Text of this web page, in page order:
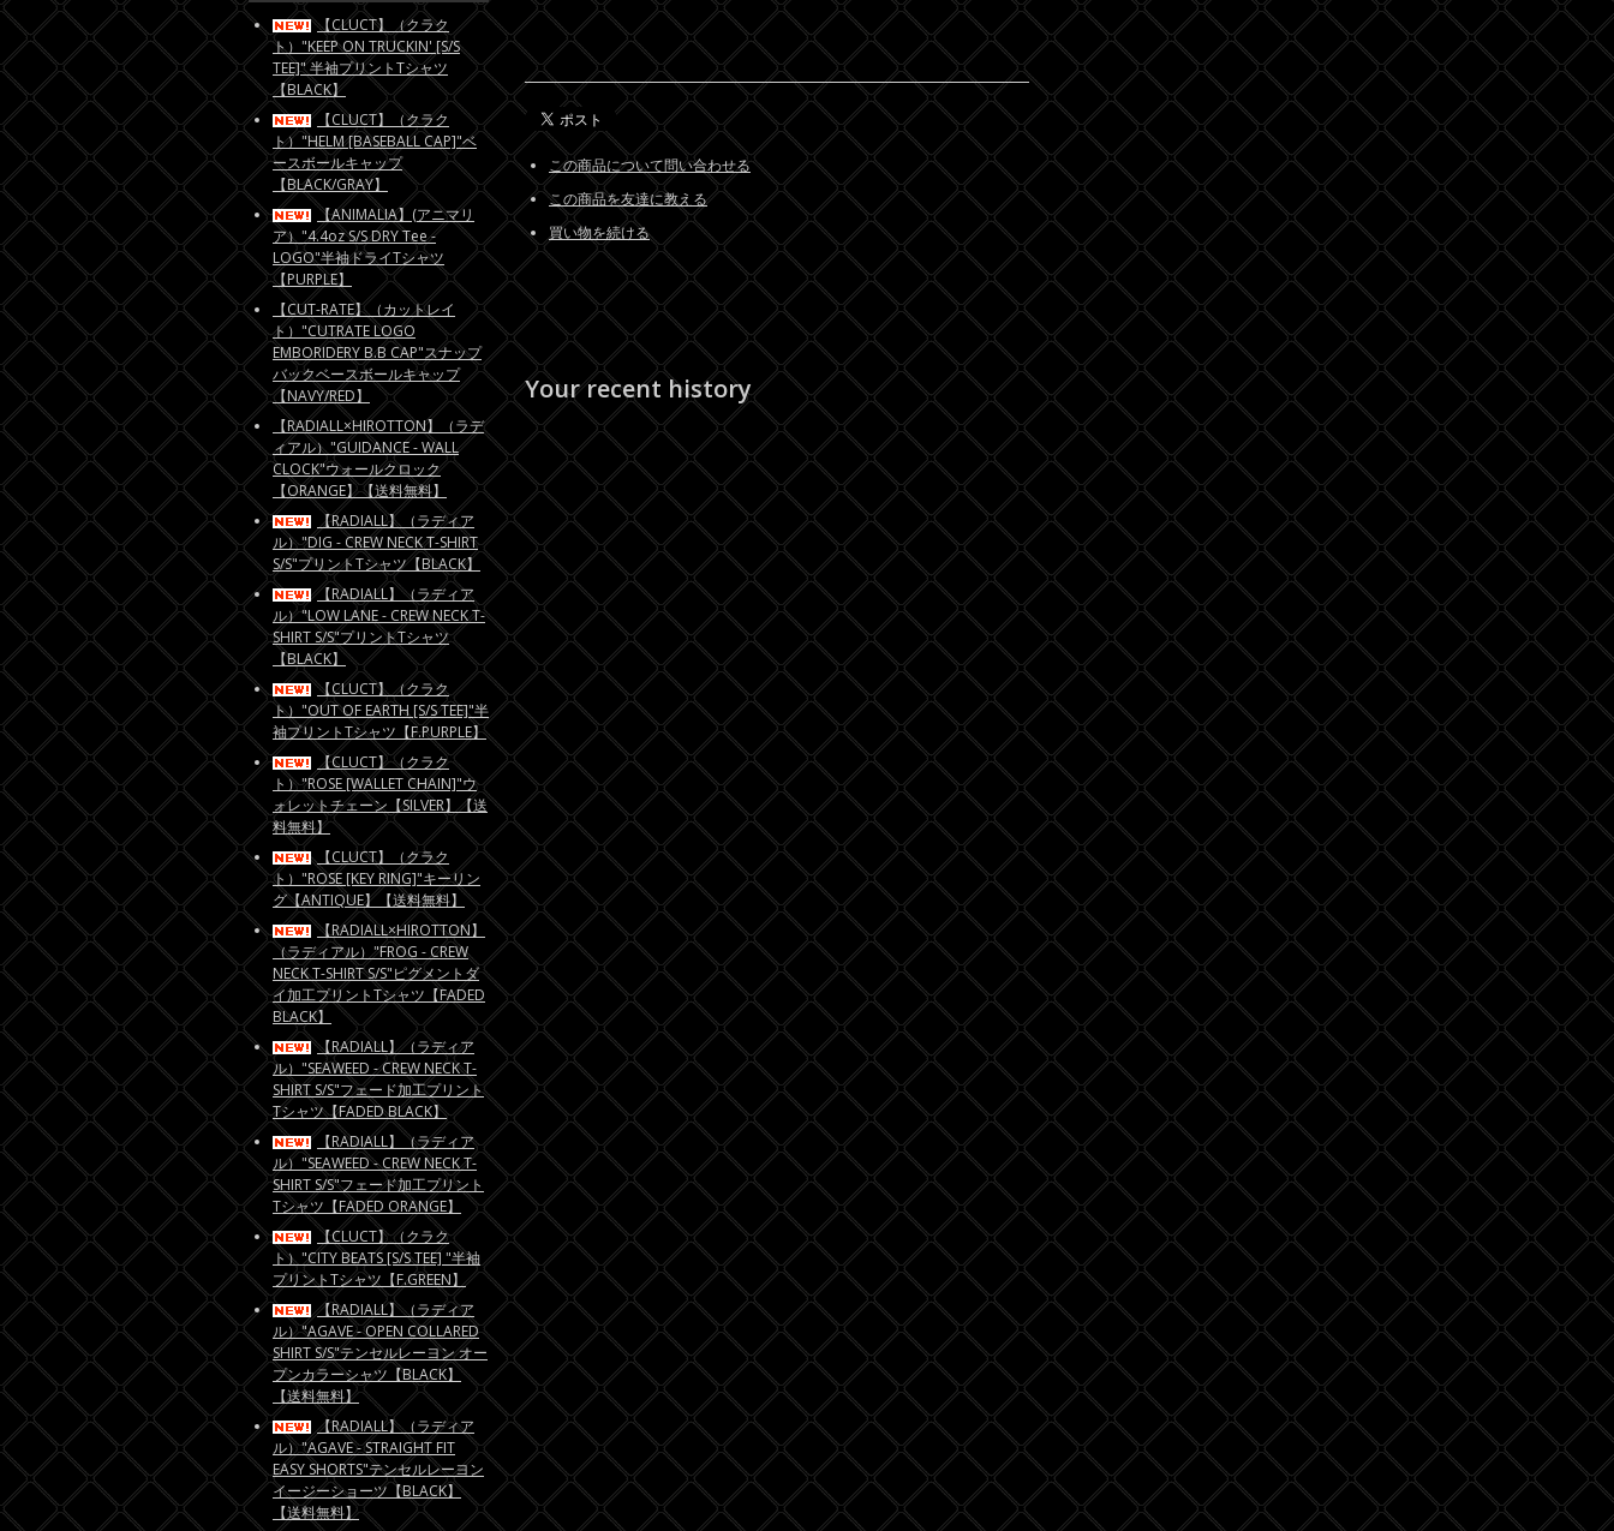
この商品について問い合わせる
この商品を友達に教える
買い物を続ける
Your recent history
【CLUCT】（クラク
ト）"KEEP ON TRUCKIN' [S/S
TEE]" 半袖プリントTシャツ
【BLACK】
【CLUCT】（クラク
ト）"HELM [BASEBALL CAP]"ベ
ースボールキャップ
【BLACK/GRAY】
【ANIMALIA】(アニマリ
ア）"4.4oz S/S DRY Tee -
LOGO"半袖ドライTシャツ
【PURPLE】
【CUT-RATE】（カットレイ
ト）"CUTRATE LOGO
EMBORIDERY B.B CAP"スナップ
バックベースボールキャップ
【NAVY/RED】
【RADIALL×HIROTTON】（ラデ
ィアル）"GUIDANCE - WALL
CLOCK"ウォールクロック
【ORANGE】【送料無料】
【RADIALL】（ラディア
ル）"DIG - CREW NECK T-SHIRT
S/S"プリントTシャツ【BLACK】
【RADIALL】（ラディア
ル）"LOW LANE - CREW NECK T-
SHIRT S/S"プリントTシャツ
【BLACK】
【CLUCT】（クラク
ト）"OUT OF EARTH [S/S TEE]"半
袖プリントTシャツ【F.PURPLE】
【CLUCT】（クラク
ト）"ROSE [WALLET CHAIN]"ウ
ォレットチェーン【SILVER】【送
料無料】
【CLUCT】（クラク
ト）"ROSE [KEY RING]"キーリン
グ【ANTIQUE】【送料無料】
【RADIALL×HIROTTON】
（ラディアル）"FROG - CREW
NECK T-SHIRT S/S"ピグメントダ
イ加工プリントTシャツ【FADED
BLACK】
【RADIALL】（ラディア
ル）"SEAWEED - CREW NECK T-
SHIRT S/S"フェード加工プリント
Tシャツ【FADED BLACK】
【RADIALL】（ラディア
ル）"SEAWEED - CREW NECK T-
SHIRT S/S"フェード加工プリント
Tシャツ【FADED ORANGE】
【CLUCT】（クラク
ト）"CITY BEATS [S/S TEE] "半袖
プリントTシャツ【F.GREEN】
【RADIALL】（ラディア
ル）"AGAVE - OPEN COLLARED
SHIRT S/S"テンセルレーヨン オー
プンカラーシャツ【BLACK】
【送料無料】
【RADIALL】（ラディア
ル）"AGAVE - STRAIGHT FIT
EASY SHORTS"テンセルレーヨン
イージーショーツ【BLACK】
【送料無料】